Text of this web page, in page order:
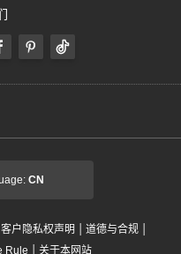
CN
客户隐私权声明 | 道德与合规 |
Rule | 关于本网站